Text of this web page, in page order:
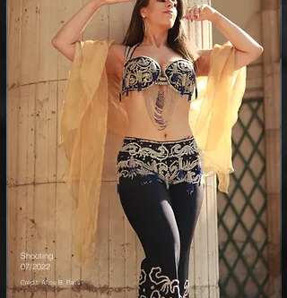
Léo
Brun
Shooting
07/2022
Credit: Alice B. Paris